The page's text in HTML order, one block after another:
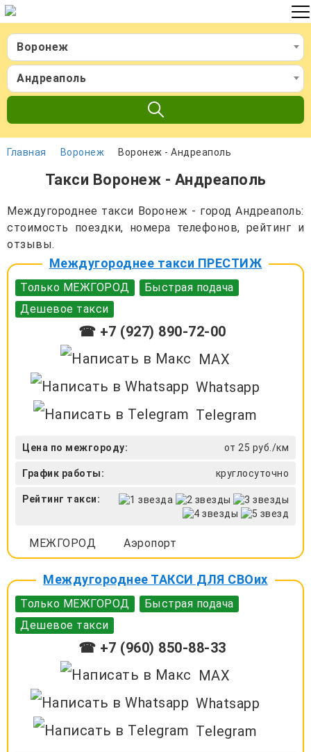
Воронеж
Андреаполь
Главная Воронеж Воронеж - Андреаполь
Такси Воронеж - Андреаполь
Междугороднее такси Воронеж - город Андреаполь:
стоимость поездки, номера телефонов, рейтинг и
отзывы.
Междугороднее такси ПРЕСТИЖ
Только МЕЖГОРОД
Быстрая подача
Дешевое такси
☎ +7 (927) 890-72-00
MAX
Whatsapp
Telegram
Цена по межгороду: от 25 руб./км
График работы: круглосуточно
Рейтинг такси:
МЕЖГОРОД Аэропорт
Междугороднее ТАКСИ ДЛЯ СВОих
Только МЕЖГОРОД
Быстрая подача
Дешевое такси
☎ +7 (960) 850-88-33
MAX
Whatsapp
Telegram